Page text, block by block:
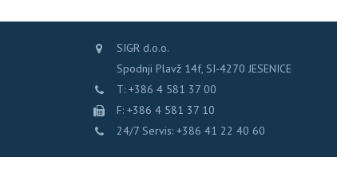
SIGR d.o.o.
Spodnji Plavž 14f, SI-4270 JESENICE
T: +386 4 581 37 00
F: +386 4 581 37 10
24/7 Servis: +386 41 22 40 60